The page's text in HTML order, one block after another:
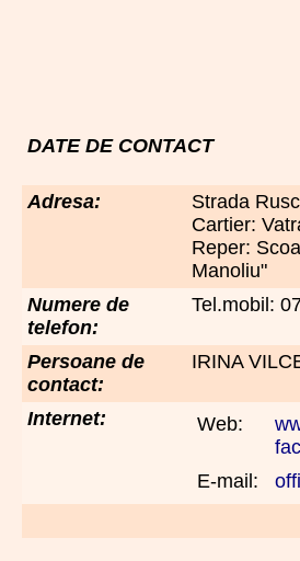
DATE DE CONTACT
Adresa:
Strada
Cartier:
Reper:
Manoliu"
Numere de
telefon:
Tel.mobil:
Persoane de
contact:
IRINA
Internet: Web:
E-mail: